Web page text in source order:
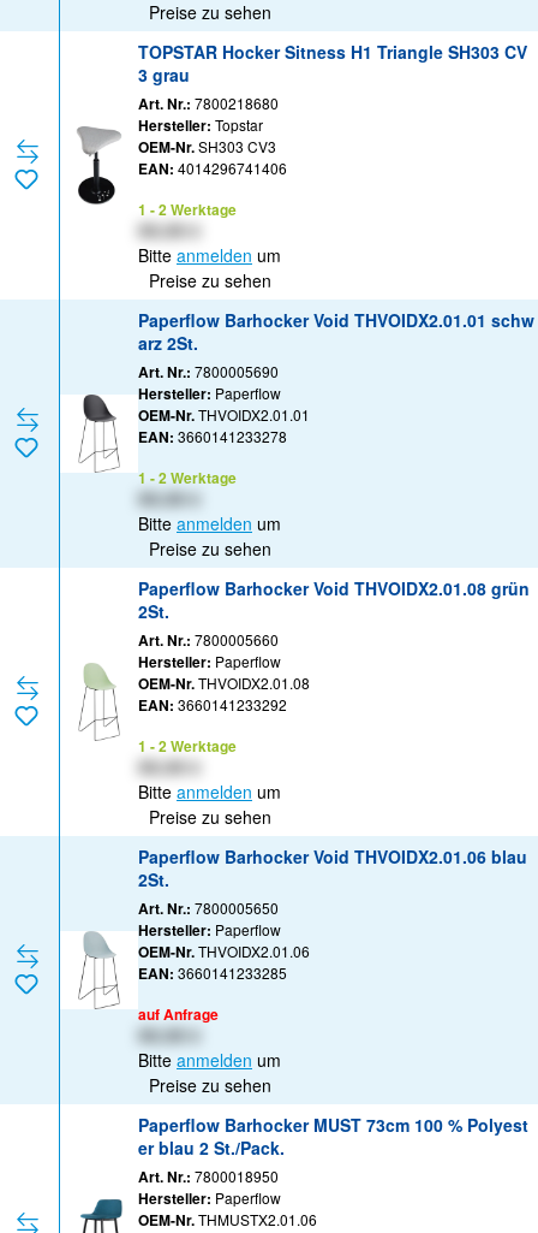
Preise zu sehen
TOPSTAR Hocker Sitness H1 Triangle SH303 CV
3 grau
Art. Nr.: 7800218680
Hersteller: Topstar
OEM-Nr.SH303 CV3
EAN: 4014296741406
1 - 2 Werktage
Bitte anmelden um
Preise zu sehen
Paperflow Barhocker Void THVOIDX2.01.01 schw
arz 2St.
Art. Nr.: 7800005690
Hersteller: Paperflow
OEM-Nr.THVOIDX2.01.01
EAN: 3660141233278
1 - 2 Werktage
Bitte anmelden um
Preise zu sehen
Paperflow Barhocker Void THVOIDX2.01.08 grün
2St.
Art. Nr.: 7800005660
Hersteller: Paperflow
OEM-Nr.THVOIDX2.01.08
EAN: 3660141233292
1 - 2 Werktage
Bitte anmelden um
Preise zu sehen
Paperflow Barhocker Void THVOIDX2.01.06 blau
2St.
Art. Nr.: 7800005650
Hersteller: Paperflow
OEM-Nr.THVOIDX2.01.06
EAN: 3660141233285
auf Anfrage
Bitte anmelden um
Preise zu sehen
Paperflow Barhocker MUST 73cm 100 % Polyest
er blau 2 St./Pack.
Art. Nr.: 7800018950
Hersteller: Paperflow
OEM-Nr.THMUSTX2.01.06